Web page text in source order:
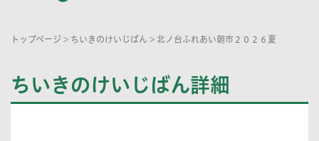
トップページ > ちいきのけいじばん > 北ノ台ふれあい朝市２０２６夏
ちいきのけいじばん詳細